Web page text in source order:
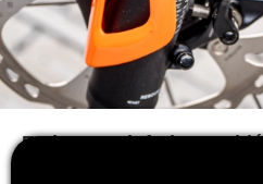
En la parte inferior
dial de rebote con un